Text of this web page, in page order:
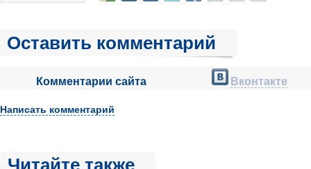
Оставить комментарий
Комментарии сайта Вконтакте
Написать комментарий
Читайте также